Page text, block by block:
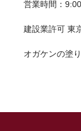
営業時間：
建設業許可 東
オガケンの塗